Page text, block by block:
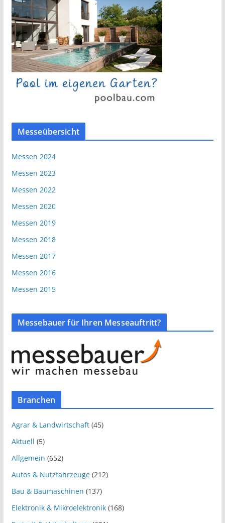
Messeübersicht
Messen 2024
Messen 2023
Messen 2022
Messen 2020
Messen 2019
Messen 2018
Messen 2017
Messen 2016
Messen 2015
Messebauer für Ihren Messeauftritt?
Branchen
Agrar & Landwirtschaft(45)
Aktuell (5)
Allgemein (652)
Autos & Nutzfahrzeuge(212)
Bau & Baumaschinen (137)
Elektronik & Mikroelektronik(168)